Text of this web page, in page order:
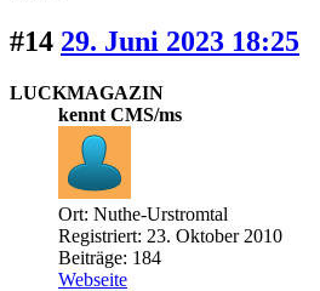
#14 29. Juni 2023 18:25
LUCKMAGAZIN
kennt CMS/ms
Ort: Nuthe-Urstromtal
Registriert: 23. Oktober 2010
Beiträge: 184
Webseite